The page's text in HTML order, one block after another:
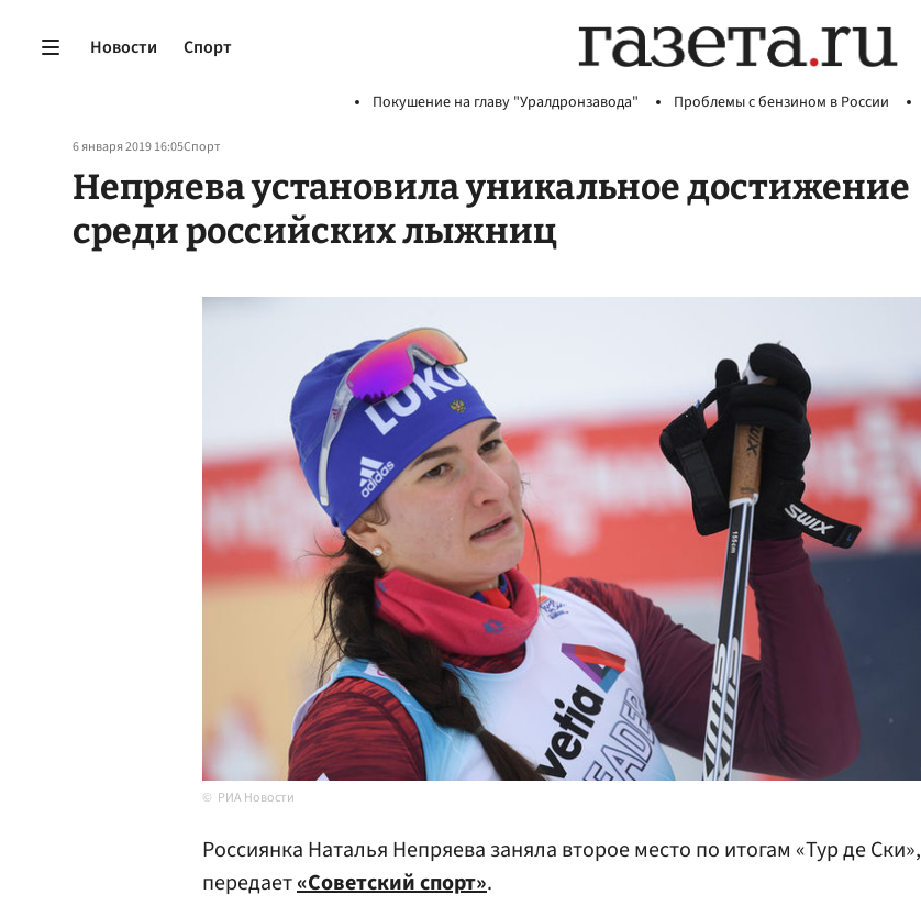
Новости Спорт
Покушение на главу "Уралдронзавода" Проблемы с бензином в России
6 января 2019 16:05Спорт
Непряева установила уникальное достижение
среди российских лыжниц
РИА Новости
Россиянка Наталья Непряева заняла второе место по итогам «Тур де Ски»,
передает«Советский спорт».